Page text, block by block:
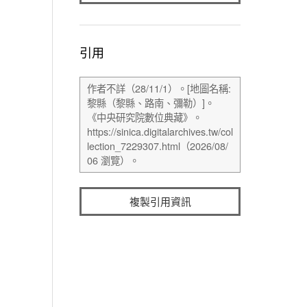
引用
複製引用資訊